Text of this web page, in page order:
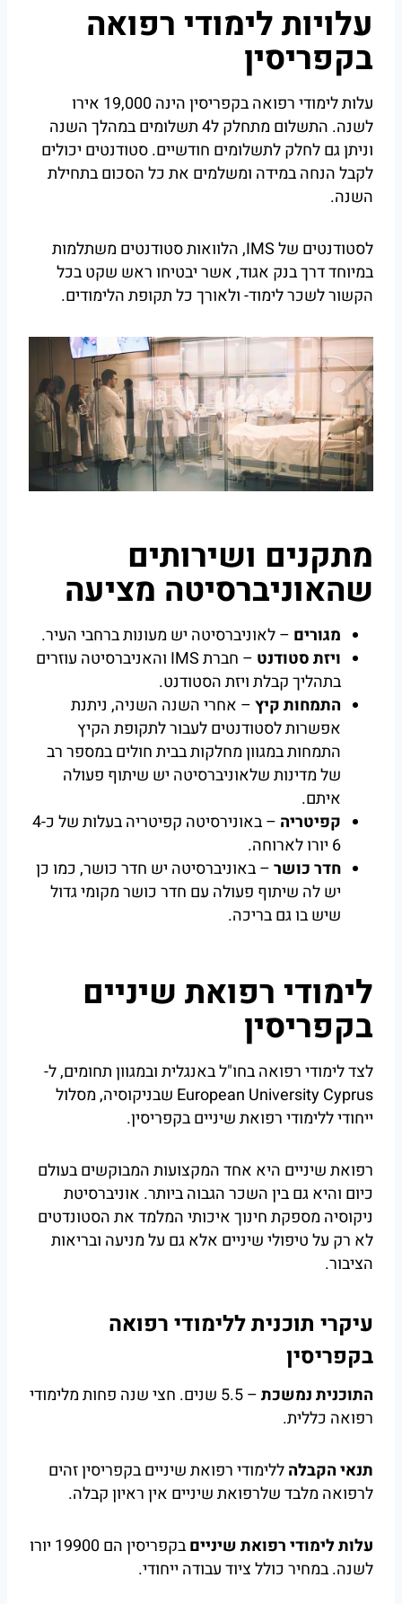
עלויות לימודי רפואה
בקפריסין
עלות לימודי רפואה בקפריסין הינה 19,000 אירו
לשנה. התשלום מתחלק ל4 תשלומים במהלך השנה
וניתן גם לחלק לתשלומים חודשיים. סטודנטים יכולים
לקבל הנחה במידה ומשלמים את כל הסכום בתחילת
השנה.
לסטודנטים של IMS, הלוואות סטודנטים משתלמות
במיוחד דרך בנק אגוד, אשר יבטיחו ראש שקט בכל
הקשור לשכר לימוד- ולאורך כל תקופת הלימודים.
מתקנים ושירותים
שהאוניברסיטה מציעה
מגורים – לאוניברסיטה יש מעונות ברחבי העיר.
ויזת סטודנט
– חברת IMS והאניברסיטה עוזרים
בתהליך קבלת ויזת הסטודנט.
התמחות קיץ– אחרי השנה השניה, ניתנת
אפשרות לסטודנטים לעבור לתקופת הקיץ
התמחות במגוון מחלקות בבית חולים במספר רב
של מדינות שלאוניברסיטה יש שיתוף פעולה
איתם.
קפיטריה
– באונירסיטה קפיטריה בעלות של כ4-
6 יורו לארוחה.
חדר כושר– באוניברסיטה יש חדר כושר, כמו כן
יש לה שיתוף פעולה עם חדר כושר מקומי גדול
שיש בו גם בריכה.
לימודי רפואת שיניים
בקפריסין
לצד לימודי רפואה בחו"ל באנגלית ובמגוון תחומים, ל-
European University Cyprus שבניקוסיה, מסלול
ייחודי ללימודי רפואת שיניים בקפריסין.
רפואת שיניים היא אחד המקצועות המבוקשים בעולם
כיום והיא גם בין השכר הגבוה ביותר. אוניברסיטת
ניקוסיה מספקת חינוך איכותי המלמד את הסטונדטים
לא רק על טיפולי שיניים אלא גם על מניעה ובריאות
הציבור.
עיקרי תוכנית ללימודי רפואה
בקפריסין
התוכנית נמשכת
– 5.5 שנים. חצי שנה פחות מלימודי
רפואה כללית.
תנאי הקבלהללימודי רפואת שיניים בקפריסין זהים
לרפואה מלבד שלרפואת שיניים אין ראיון קבלה.
עלות לימודי רפואת שיניים
בקפריסין הם 19900 יורו
לשנה. במחיר כולל ציוד עבודה ייחודי.